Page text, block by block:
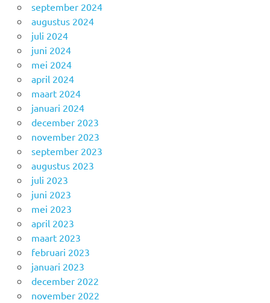
september 2024
augustus 2024
juli 2024
juni 2024
mei 2024
april 2024
maart 2024
januari 2024
december 2023
november 2023
september 2023
augustus 2023
juli 2023
juni 2023
mei 2023
april 2023
maart 2023
februari 2023
januari 2023
december 2022
november 2022